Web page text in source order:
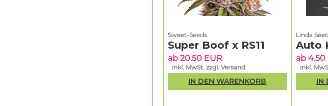
Sweet-Seeds
Super Boof x RS11
ab 20.50 EUR
inkl. MwSt. zzgl. Versand
IN DEN WARENKORB
Linda
Auto
ab 4.50
inkl.
IN